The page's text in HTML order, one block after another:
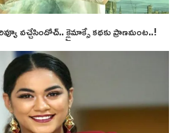
వచ్చేసిందోచ్.. క్లైమాక్సే కథకు ప్రాణమంట..!